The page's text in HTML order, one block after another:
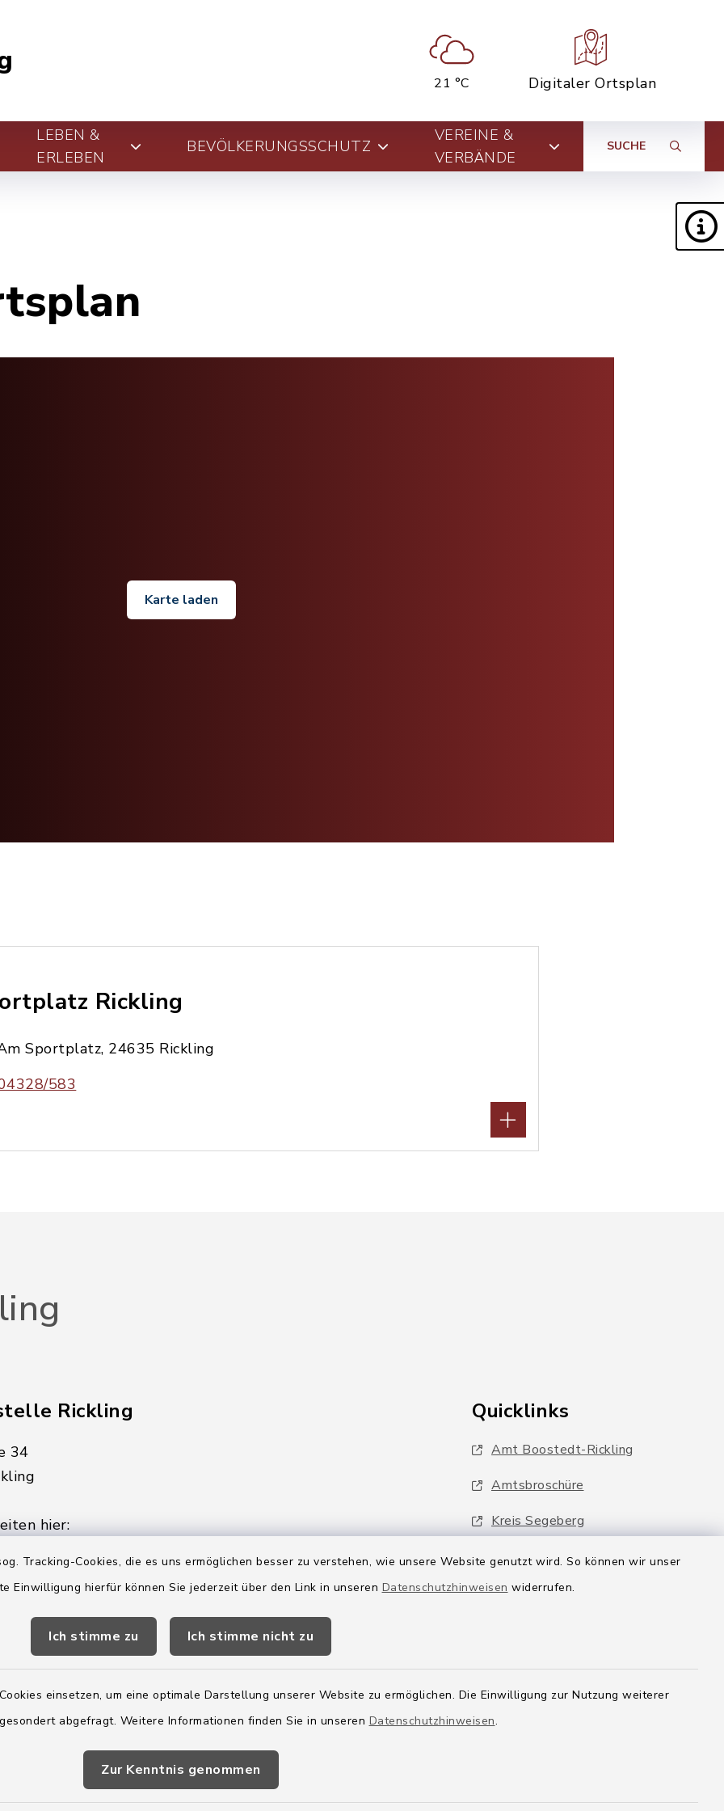
Tracking-Cookies, die es uns ermöglichen besser zu verstehen, wie unsere Website genutzt wird. So können wir unser
Einwilligung hierfür können Sie jederzeit über den Link in unseren Datenschutzhinweisen widerrufen.
Ich stimme zu Ich stimme nicht zu
einsetzen, um eine optimale Darstellung unserer Website zu ermöglichen. Die Einwilligung zur Nutzung weiterer
abgefragt. Weitere Informationen finden Sie in unseren Datenschutzhinweisen.
Zur Kenntnis genommen
21 °C Digitaler Ortsplan
LEBEN &
ERLEBEN
BEVÖLKERUNGSSCHUTZ
VEREINE &
VERBÄNDE
SUCHE
Karte laden
Rickling
Sportplatz, 24635 Rickling
583
Rickling
34
hier:
Uhr
am Donnerstag:
Uhr
179-0
- 179-44
boostedt-
Quicklinks
Amt Boostedt-Rickling
Amtsbroschüre
Kreis Segeberg
Wege-Zweckverband